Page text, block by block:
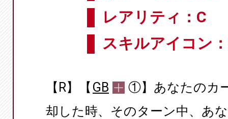
レアリティ：C
スキルアイコン
【R】【 GB
①】あなたのカ
却した時、そのターン中、あ